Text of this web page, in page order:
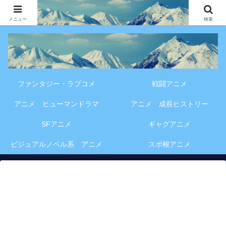
アニメ・漫画・VOD作品の見どころ、配信情報、登場人物や物語の考察を、作
品別・ジャンル別に分かりやすく紹介する専門ブログです。
ファンタジー・ラブコメ 戦闘アニメ
アニメ ヒューマンドラマ アニメ 成長ヒストリー
SFアニメ ギャグアニメ
ビジュアルノベル系 アニメ スポ根アニメ
メニュー 検索